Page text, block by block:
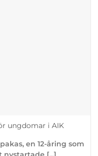
ungdomar i AIK
en 12-åring som